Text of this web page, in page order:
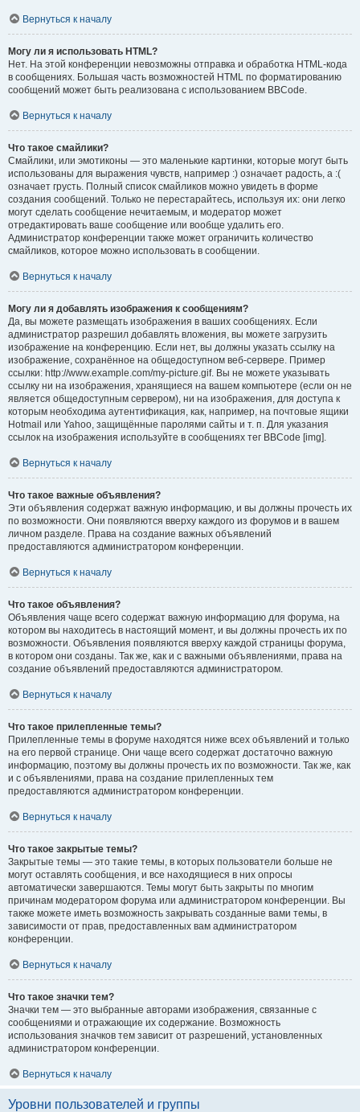
Вернуться к началу
Могу ли я использовать HTML?
Нет. На этой конференции невозможны отправка и обработка HTML-кода
в сообщениях. Большая часть возможностей HTML по форматированию
сообщений может быть реализована с использованием BBCode.
Вернуться к началу
Что такое смайлики?
Смайлики, или эмотиконы — это маленькие картинки, которые могут быть
использованы для выражения чувств, например :) означает радость, а :(
означает грусть. Полный список смайликов можно увидеть в форме
создания сообщений. Только не перестарайтесь, используя их: они легко
могут сделать сообщение нечитаемым, и модератор может
отредактировать ваше сообщение или вообще удалить его.
Администратор конференции также может ограничить количество
смайликов, которое можно использовать в сообщении.
Вернуться к началу
Могу ли я добавлять изображения к сообщениям?
Да, вы можете размещать изображения в ваших сообщениях. Если
администратор разрешил добавлять вложения, вы можете загрузить
изображение на конференцию. Если нет, вы должны указать ссылку на
изображение, сохранённое на общедоступном веб-сервере. Пример
ссылки: http://www.example.com/my-picture.gif. Вы не можете указывать
ссылку ни на изображения, хранящиеся на вашем компьютере (если он не
является общедоступным сервером), ни на изображения, для доступа к
которым необходима аутентификация, как, например, на почтовые ящики
Hotmail или Yahoo, защищённые паролями сайты и т. п. Для указания
ссылок на изображения используйте в сообщениях тег BBCode [img].
Вернуться к началу
Что такое важные объявления?
Эти объявления содержат важную информацию, и вы должны прочесть их
по возможности. Они появляются вверху каждого из форумов и в вашем
личном разделе. Права на создание важных объявлений
предоставляются администратором конференции.
Вернуться к началу
Что такое объявления?
Объявления чаще всего содержат важную информацию для форума, на
котором вы находитесь в настоящий момент, и вы должны прочесть их по
возможности. Объявления появляются вверху каждой страницы форума,
в котором они созданы. Так же, как и с важными объявлениями, права на
создание объявлений предоставляются администратором.
Вернуться к началу
Что такое прилепленные темы?
Прилепленные темы в форуме находятся ниже всех объявлений и только
на его первой странице. Они чаще всего содержат достаточно важную
информацию, поэтому вы должны прочесть их по возможности. Так же, как
и с объявлениями, права на создание прилепленных тем
предоставляются администратором конференции.
Вернуться к началу
Что такое закрытые темы?
Закрытые темы — это такие темы, в которых пользователи больше не
могут оставлять сообщения, и все находящиеся в них опросы
автоматически завершаются. Темы могут быть закрыты по многим
причинам модератором форума или администратором конференции. Вы
также можете иметь возможность закрывать созданные вами темы, в
зависимости от прав, предоставленных вам администратором
конференции.
Вернуться к началу
Что такое значки тем?
Значки тем — это выбранные авторами изображения, связанные с
сообщениями и отражающие их содержание. Возможность
использования значков тем зависит от разрешений, установленных
администратором конференции.
Вернуться к началу
Уровни пользователей и группы